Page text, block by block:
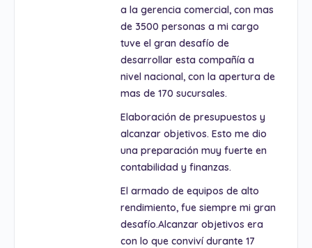
a la gerencia comercial, con mas
de 3500 personas a mi cargo
tuve el gran desafío de
desarrollar esta compañía a
nivel nacional, con la apertura de
mas de 170 sucursales.
Elaboración de presupuestos y
alcanzar objetivos. Esto me dio
una preparación muy fuerte en
contabilidad y finanzas.
El armado de equipos de alto
rendimiento, fue siempre mi gran
desafío.Alcanzar objetivos era
con lo que conviví durante 17